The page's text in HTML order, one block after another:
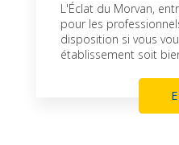
L'Éclat du Morvan,
pour les
disposition si vous
établissement soit